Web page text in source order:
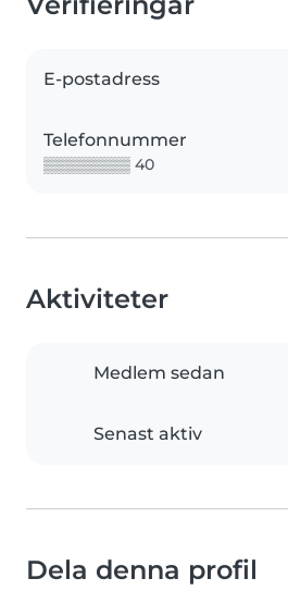
E-postadress
Telefonnummer
▒▒▒▒▒▒▒▒ 40
Aktiviteter
Medlem sedan
Senast aktiv
Dela denna profil